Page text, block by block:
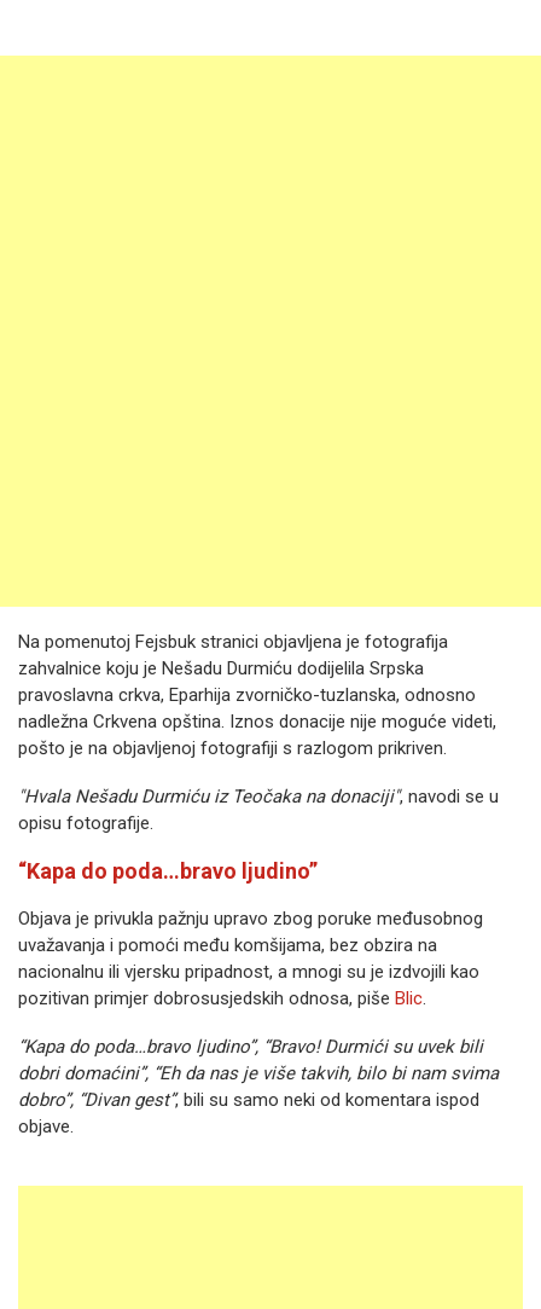
Na pomenutoj Fejsbuk stranici objavljena je fotografija
zahvalnice koju je Nešadu Durmiću dodijelila Srpska
pravoslavna crkva, Eparhija zvorničko-tuzlanska, odnosno
nadležna Crkvena opština. Iznos donacije nije moguće videti,
pošto je na objavljenoj fotografiji s razlogom prikriven.
"Hvala Nešadu Durmiću iz Teočaka na donaciji", navodi se u
opisu fotografije.
“Kapa do poda…bravo ljudino”
Objava je privukla pažnju upravo zbog poruke međusobnog
uvažavanja i pomoći među komšijama, bez obzira na
nacionalnu ili vjersku pripadnost, a mnogi su je izdvojili kao
pozitivan primjer dobrosusjedskih odnosa, piše Blic.
“Kapa do poda…bravo ljudino”, “Bravo! Durmići su uvek bili
dobri domaćini”, “Eh da nas je više takvih, bilo bi nam svima
dobro”, “Divan gest”, bili su samo neki od komentara ispod
objave.